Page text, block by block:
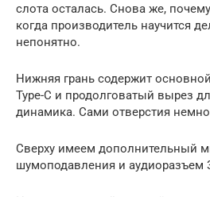
слота осталась. Снова же,
когда производитель научится
непонятно.
Нижняя грань содержит
Type-C и продолговатый вырез
динамика. Сами отверстия
Сверху имеем дополнительный
шумоподавления и аудиоразъем